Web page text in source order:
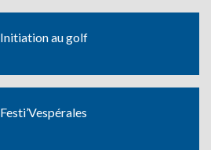
Initiation au golf
Festi’Vespérales